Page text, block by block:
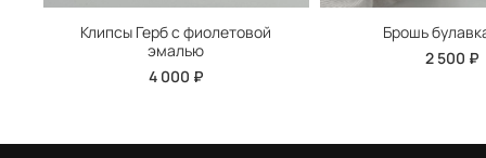
Клипсы Герб с фиолетовой
эмалью
4 000 ₽
Брошь
2 500 ₽